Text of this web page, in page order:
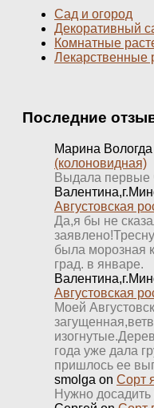
Сад и огород
Декоративный
Комнатные
Лекарственные
Последние
Марина Вологда
(колоновидная)
Выдала первые
Августовская
Да,я бы не
была морозная
град. в январе.
Августовская
Моей
года уже дала
пришлось ее
smolga on Сорт
Нужно досадить